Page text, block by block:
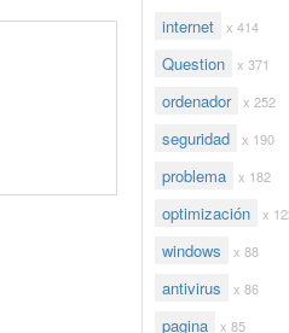
internet x 414
Question x 371
ordenador x 252
seguridad x 190
problema x 182
optimización x
windows x 88
antivirus x 86
pagina x 85